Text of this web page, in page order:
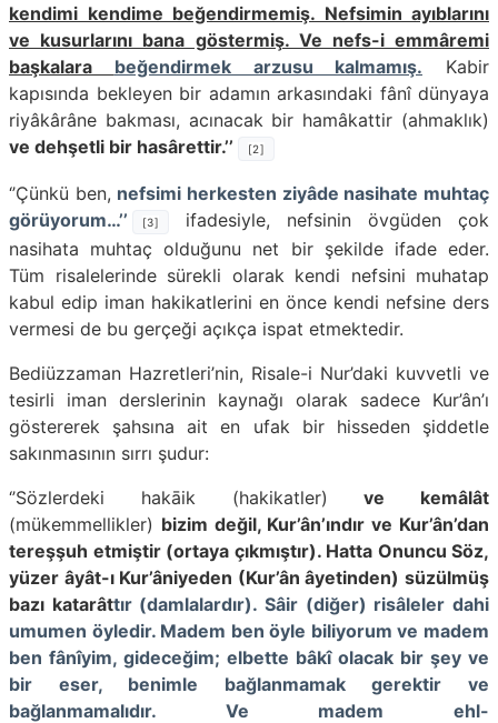
kendimi kendime beğendirmemiş. Nefsimin ayıblarını
ve kusurlarını bana göstermiş. Ve nefs-i emmâremi
başkalara beğendirmek arzusu kalmamış. Kabir
kapısında bek­leyen bir adamın arkasındaki fânî dünyaya
riyâkârâne bakması, acınacak bir hamâkattir (ahmaklık)
ve dehşetli bir hasârettir.’’
[2]
‘’Çünkü ben, nefsimi herkesten ziyâde nasihate muhtaç
görüyorum…’’
[3]
ifadesiyle, nefsinin övgüden çok
nasihata muhtaç olduğunu net bir şekilde ifade eder.
Tüm risalelerinde sürekli olarak kendi nefsini muhatap
kabul edip iman hakikatlerini en önce kendi nefsine ders
vermesi de bu gerçeği açıkça ispat etmektedir.
Bediüzzaman Hazretleri’nin, Risale-i Nur’daki kuvvetli ve
tesirli iman derslerinin kaynağı olarak sadece Kur’ân’ı
göstererek şahsına ait en ufak bir hisseden şiddetle
sakınmasının sırrı şudur:
‘’Sözlerdeki hakāik (hakikatler) ve kemâlât
(mükemmellikler) bizim değil, Kur’ân’ındır ve Kur’ân’dan
te­reşşuh etmiştir (ortaya çıkmıştır). Hatta Onuncu Söz,
yüzer âyât-ı Kur’âniyeden (Kur’ân âyetinden) süzülmüş
bazı katarâttır (damlalardır). Sâir (diğer) risâleler dahi
umumen öyledir. Madem ben öyle biliyorum ve madem
ben fânîyim, gideceğim; elbette bâkî olacak bir şey ve
bir eser, benimle bağlanmamak gerektir ve
bağlanmamalıdır. Ve madem ehl-